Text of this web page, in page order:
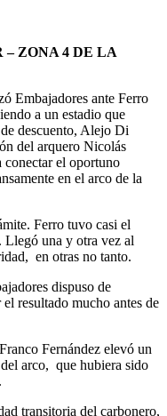
ZONA 4 DE LA
Embajadores ante Ferro
a un estadio que
descuento, Alejo Di
del arquero Nicolás
conectar el oportuno
en el arco de la
Ferro tuvo casi el
Llegó una y otra vez al
en otras no tanto.
dispuso de
resultado mucho antes de
Fernández elevó un
arco, que hubiera sido
transitoria del carbonero,